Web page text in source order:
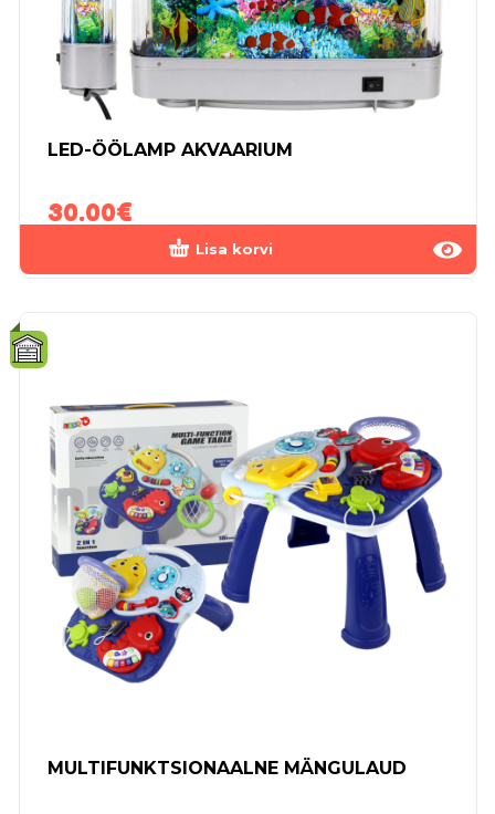
LED-ÖÖLAMP AKVAARIUM
30.00€
Lisa korvi
MULTIFUNKTSIONAALNE MÄNGULAUD